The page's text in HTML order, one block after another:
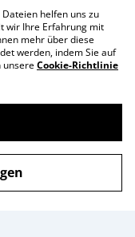
Richtlinie
helfen uns zu
wir Ihre Erfahrung mit
mehr über diese
werden, indem Sie auf
unsereCookie-Richtlinie